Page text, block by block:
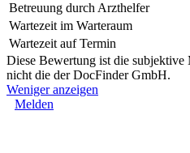
Betreuung durch Arzthelfer
Wartezeit im Warteraum
Wartezeit auf Termin
Diese Bewertung ist die subjektive
nicht die der DocFinder GmbH.
Weniger anzeigen
Melden